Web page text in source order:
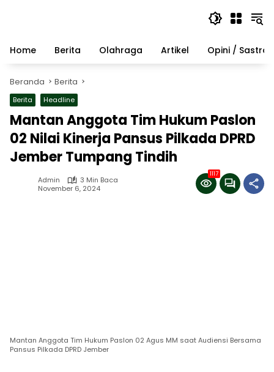
Home
Berita Olahraga Artikel Opini / Sastra
Beranda Berita
Berita Headline
Mantan Anggota Tim Hukum Paslon
02 Nilai Kinerja Pansus Pilkada DPRD
Jember Tumpang Tindih
Admin
3 Min Baca
November 6, 2024
1117
Mantan Anggota Tim Hukum Paslon 02 Agus MM saat Audiensi Bersama
Pansus Pilkada DPRD Jember